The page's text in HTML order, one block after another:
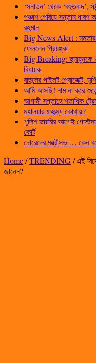
‘সনাতন’ থেকে ‘বহুতবাদ’,
পঞ্চাশ পেরিয়ে সন্তান
রহমান
Big News Alert : মমতার
ফেললেন প্রিয়ঙ্কা
Big Breaking: হুমায়ুনকে
বিধায়ক
রাহুলের পাইলট প্রোজেক্ট,
আমি আসছি! নাম না করে
আগামী সপ্তাহে শতাধিক
মহালয়ার মাহাত্ম্য কোথায়?
পুলিশ ডায়রির আগেই
কোর্ট
চোরেদের মন্ত্রীসভা… কেন
Home/TRENDING/এই
জানেন?‌